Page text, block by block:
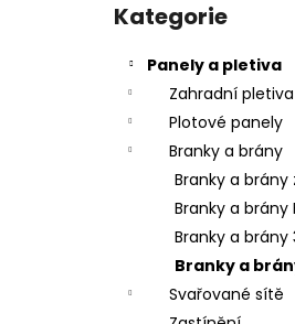
Přeskočit
kategorie
Kategorie
Panely a pletiva
Zahradní pletiva
Plotové panely
Branky a brány
Branky a brány
Branky a brány
Branky a brány
Branky a
Svařované sítě